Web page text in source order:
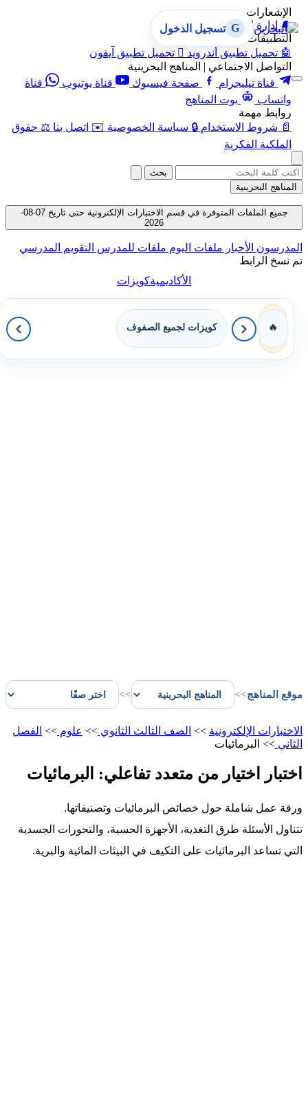
الإشعارات
🔔
إدارة الإشعارات
التطبيقات
🤖 تحميل تطبيق أندرويد  تحميل تطبيق آيفون
التواصل الاجتماعي | المناهج البحرينية
قناة تيليجرام
صفحة فيسبوك قناة يوتيوب
قناة
واتساب
بوت المناهج
روابط مهمة
📄 شروط الاستخدام 🔒 سياسة الخصوصية ✉️ اتصل بنا ⚖️ حقوق
الملكية الفكرية
G تسجيل الدخول
بحث
المناهج البحرينية
جميع الملفات المتوفرة في قسم الاختبارات الإلكترونية حتى تاريخ 07-08-
2026
المدرسون الأخبار ملفات اليوم ملفات للمدرس التقويم المدرسي
تم نسخ الرابط
الأكاديميةكويزات
🔥 كويزات لجميع الصفوف
موقع المناهج>>
>>
الاختبارات الإلكترونية >> الصف الثالث الثانوي >> علوم >> الفصل
الثاني >> البرمائيات
اختبار اختيار من متعدد تفاعلي: البرمائيات
ورقة عمل شاملة حول خصائص البرمائيات وتصنيفاتها.
تتناول الأسئلة طرق التغذية، الأجهزة الحسية، والتحورات الجسدية
التي تساعد البرمائيات على التكيف في البيئات المائية والبرية.